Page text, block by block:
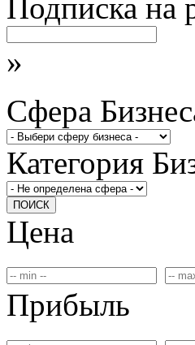
Подписка на
»
Сфера
Категория
ПОИСК
Цена
Прибыль